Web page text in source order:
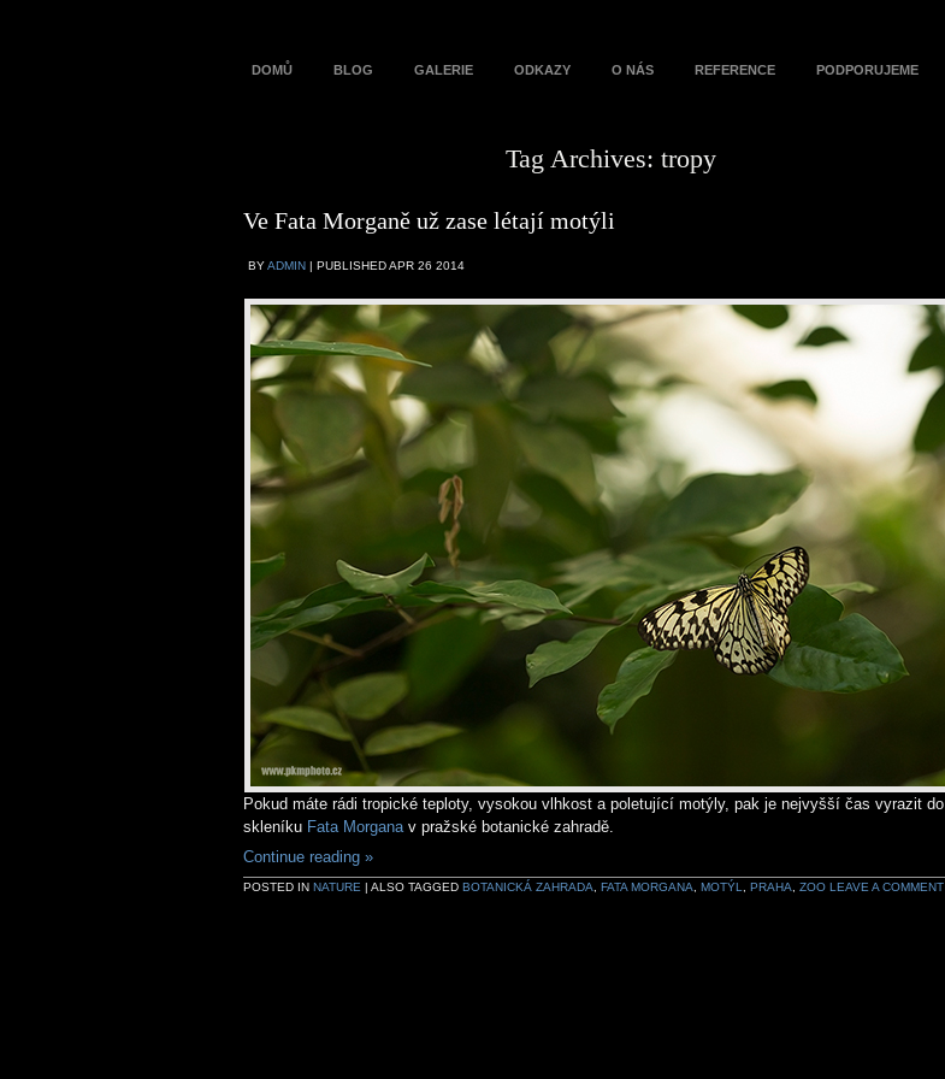
DOMŮ BLOG GALERIE ODKAZY O NÁS REFERENCE PODPORUJEME
Tag Archives: tropy
Ve Fata Morganě už zase létají motýli
BYADMIN | PUBLISHEDAPR 26 2014
Pokud máte rádi tropické teploty, vysokou vlhkost a poletující motýly, pak je nejvyšší čas vyrazit do
skleníku Fata Morgana v pražské botanické zahradě.
Continue reading »
POSTED IN NATURE | ALSO TAGGED BOTANICKÁ ZAHRADA FATA MORGANA MOTÝL PRAHA ZOO LEAVE A COMMENT